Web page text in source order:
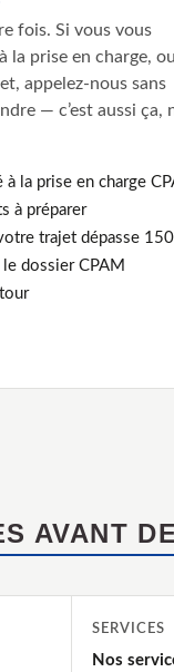
fois. Si vous vous
la prise en charge, ou
appelez-nous sans
— c’est aussi ça,
la prise en charge
à préparer
trajet dépasse
dossier CPAM
AVANT
SERVICES
Nos